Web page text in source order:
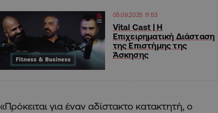
05.09.2025 11:53
Vital Cast | Η
Επιχειρηματική Διάσταση
της Επιστήμης της
Άσκησης
«Πρόκειται για έναν αδίστακτο κατακτητή, ο